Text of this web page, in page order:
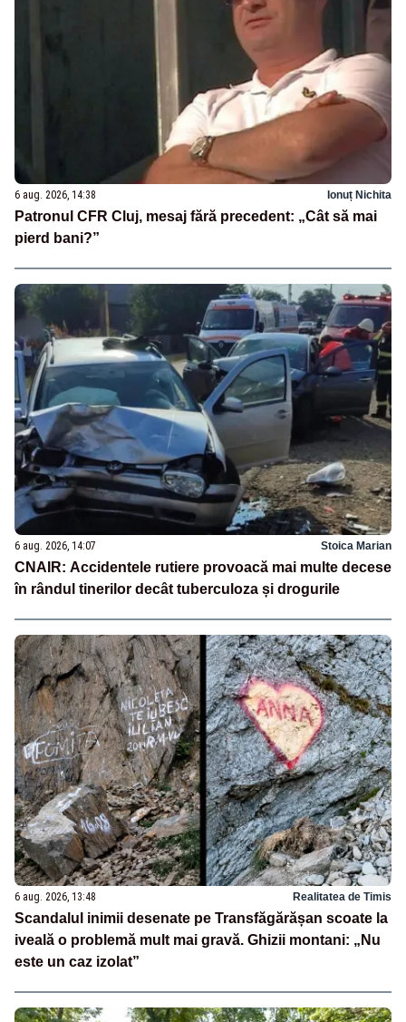
6 aug. 2026, 14:38 Ionuț Nichita
Patronul CFR Cluj, mesaj fără precedent: „Cât să mai
pierd bani?”
6 aug. 2026, 14:07 Stoica Marian
CNAIR: Accidentele rutiere provoacă mai multe decese
în rândul tinerilor decât tuberculoza și drogurile
6 aug. 2026, 13:48 Realitatea de Timis
Scandalul inimii desenate pe Transfăgărășan scoate la
iveală o problemă mult mai gravă. Ghizii montani: „Nu
este un caz izolat”